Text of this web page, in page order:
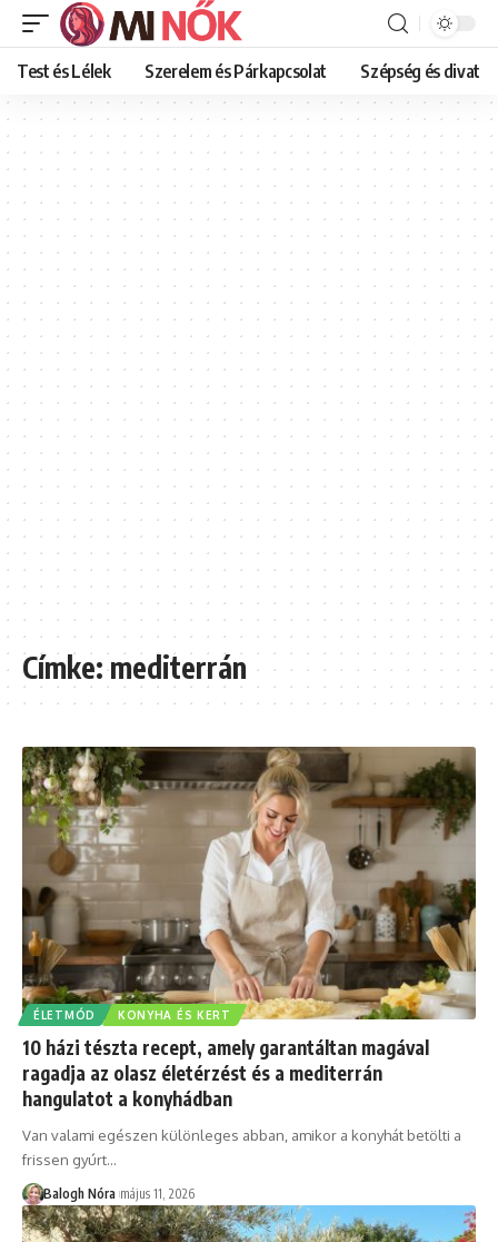
Test és Lélek Szerelem és Párkapcsolat Szépség és divat
Címke:mediterrán
ÉLETMÓD KONYHA ÉS KERT
10 házi tészta recept, amely garantáltan magával
ragadja az olasz életérzést és a mediterrán
hangulatot a konyhádban
Van valami egészen különleges abban, amikor a konyhát betölti a
frissen gyúrt…
Balogh Nóra május 11, 2026